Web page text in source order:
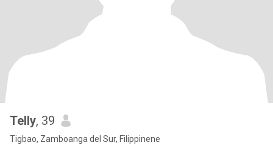
Telly, 39
Tigbao, Zamboanga del Sur, Filippinene